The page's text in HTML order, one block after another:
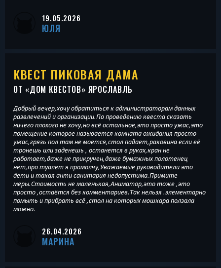
19.05.2026
ЮЛЯ
КВЕСТ ПИКОВАЯ ДАМА
ОТ «ДОМ КВЕСТОВ» ЯРОСЛАВЛЬ
Добрый вечер,хочу обратиться к администраторам данных
развлечений и организации.По проведению квеста сказать
ничего плохого не хочу,но всё остальное,это просто ужас,это
помещение которое называется комната ожидания просто
ужас,грязь пол там не моется,стол падает,раковина если её
тронешь или заденешь , останется в руках,кран не
работает,даже не прикручен,даже бумажных полотенец
нет,про туалет я промолчу,Уважаемые руководители это
дети и такая анти санитария недопустима.Примите
меры.Стоимость не маленькая,Аниматор,это тоже ,это
просто ,остаётся без комментариев.Так нельзя .элементарно
помыть и прибрать всё ,стол на которых мошкара ползала
можно.
26.04.2026
МАРИНА